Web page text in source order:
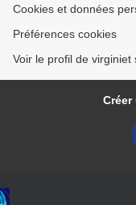
Cookies et données
Préférences cookies
Voir le profil de